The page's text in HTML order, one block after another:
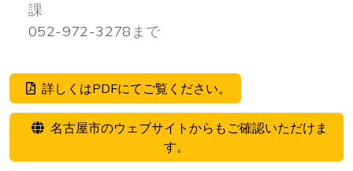
課
052-972-3278 まで
詳しくはPDFにてご覧ください。
名古屋市のウェブサイトからもご確認いただけま
す。